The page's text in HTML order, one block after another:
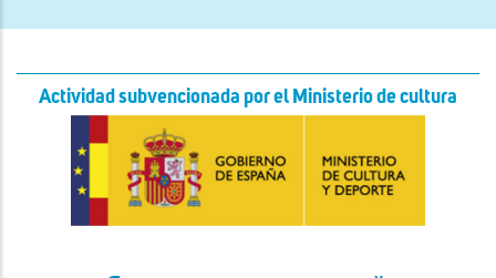
Actividad subvencionada por el Ministerio de cultura